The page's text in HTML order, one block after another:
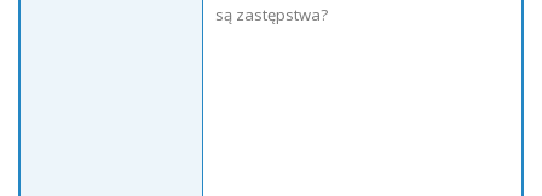
są zastępstwa?